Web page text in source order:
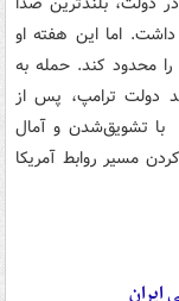
داشت. اما این هفته او
را محدود کند. حمله به
دولت ترامپ، پس از
تشویق‌شدن و آمال
مسیر روابط آمریکا
ایران